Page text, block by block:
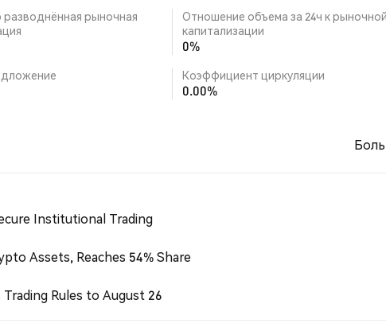
рыночная
Отношение объема за 24ч к
капитализации
0%
Коэффициент циркуляции
0.00%
Institutional Trading
Assets, Reaches 54% Share
Rules to August 26